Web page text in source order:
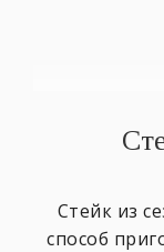
Стейк из
способ